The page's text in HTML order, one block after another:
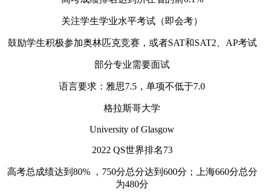
关注学生学业水平考试（即会考）
鼓励学生积极参加奥林匹克竞赛，或者SAT和SAT2、AP考试
部分专业需要面试
语言要求：雅思7.5，单项不低于7.0
格拉斯哥大学
University of Glasgow
2022 QS世界排名73
高考总成绩达到80% ，750分总分达到600分；上海660分总分
为480分